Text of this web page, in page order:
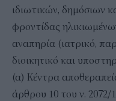
ιδιωτικών, δημόσιων
φροντίδας
αναπηρία (ιατρικό,
διοικητικό και
(α) Κέντρα
άρθρου 10 του ν. 2072/